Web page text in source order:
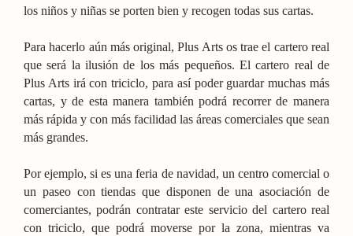
los niños y niñas se porten bien y recogen todas sus cartas.
Para hacerlo aún más original, Plus Arts os trae el cartero real
que será la ilusión de los más pequeños. El cartero real de
Plus Arts irá con triciclo, para así poder guardar muchas más
cartas, y de esta manera también podrá recorrer de manera
más rápida y con más facilidad las áreas comerciales que sean
más grandes.
Por ejemplo, si es una feria de navidad, un centro comercial o
un paseo con tiendas que disponen de una asociación de
comerciantes, podrán contratar este servicio del cartero real
con triciclo, que podrá moverse por la zona, mientras va